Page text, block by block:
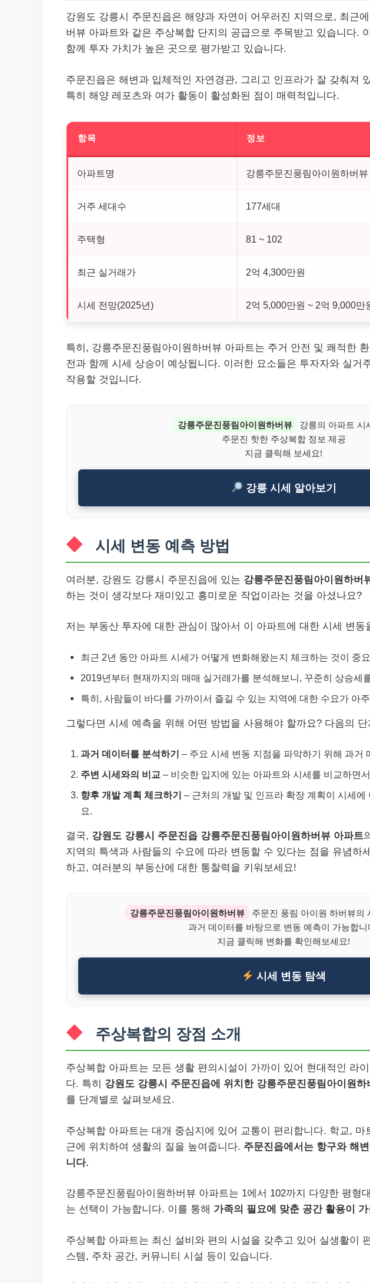
강원도 강릉시 주문진읍은 해양과 자연이 어우러진 지역으로, 최근
버뷰 아파트와 같은 주상복합 단지의 공급으로 주목받고 있습니다.
함께 투자 가치가 높은 곳으로 평가받고 있습니다.
주문진읍은 해변과 입체적인 자연경관, 그리고 인프라가 잘 갖춰져
특히 해양 레포츠와 여가 활동이 활성화된 점이 매력적입니다.
항목 정보
아파트명 강릉주문진풍림아이원하버뷰
거주 세대수 177세대
주택형 81 ~ 102
최근 실거래가 2억 4,300만원
시세 전망(2025년) 2억 5,000만원 ~ 2억 9,000만
특히, 강릉주문진풍림아이원하버뷰 아파트는 주거 안전 및 쾌적한
전과 함께 시세 상승이 예상됩니다. 이러한 요소들은 투자자와 실거
작용할 것입니다.
강릉주문진풍림아이원하버뷰
강릉의 아파트 시
주문진 핫한 주상복합 정보 제공
지금 클릭해 보세요!
강릉 시세 알아보기
시세 변동 예측 방법
여러분, 강원도 강릉시 주문진읍에 있는 강릉주문진풍림아이원하버
하는 것이 생각보다 재미있고 흥미로운 작업이라는 것을 아셨나요?
저는 부동산 투자에 대한 관심이 많아서 이 아파트에 대한 시세 변동
최근 2년 동안 아파트 시세가 어떻게 변화해왔는지 체크하는 것이 중요
2019년부터 현재까지의 매매 실거래가를 분석해보니, 꾸준히 상승세
특히, 사람들이 바다를 가까이서 즐길 수 있는 지역에 대한 수요가 아
그렇다면 시세 예측을 위해 어떤 방법을 사용해야 할까요? 다음의
과거 데이터를 분석하기 – 주요 시세 변동 지점을 파악하기 위해 과거
주변 시세와의 비교 – 비슷한 입지에 있는 아파트와 시세를 비교하면
향후 개발 계획 체크하기 – 근처의 개발 및 인프라 확장 계획이 시세
요.
결국, 강원도 강릉시 주문진읍 강릉주문진풍림아이원하버뷰 아파트
지역의 특색과 사람들의 수요에 따라 변동할 수 있다는 점을 유념하
하고, 여러분의 부동산에 대한 통찰력을 키워보세요!
강릉주문진풍림아이원하버뷰
주문진 풍림 아이원 하버뷰의
과거 데이터를 바탕으로 변동 예측이 가능합니
지금 클릭해 변화를 확인해보세요!
시세 변동 탐색
주상복합의 장점 소개
주상복합 아파트는 모든 생활 편의시설이 가까이 있어 현대적인 라
다. 특히 강원도 강릉시 주문진읍에 위치한 강릉주문진풍림아이원하
를 단계별로 살펴보세요.
주상복합 아파트는 대개 중심지에 있어 교통이 편리합니다. 학교, 마
근에 위치하여 생활의 질을 높여줍니다. 주문진읍에서는 항구와 해
니다.
강릉주문진풍림아이원하버뷰 아파트는 1에서 102까지 다양한 평형
는 선택이 가능합니다. 이를 통해 가족의 필요에 맞춘 공간 활용이
주상복합 아파트는 최신 설비와 편의 시설을 갖추고 있어 실생활이
스템, 주차 공간, 커뮤니티 시설 등이 있습니다.